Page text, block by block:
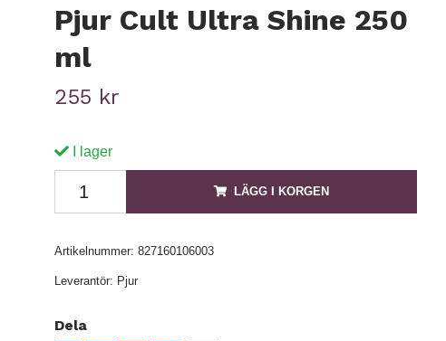
Pjur Cult Ultra Shine 250
ml
255 kr
I lager
LÄGG I KORGEN
Artikelnummer: 827160106003
Leverantör: Pjur
Dela